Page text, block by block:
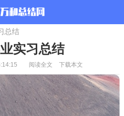
总结
实习总结
阅读全文 下载本文